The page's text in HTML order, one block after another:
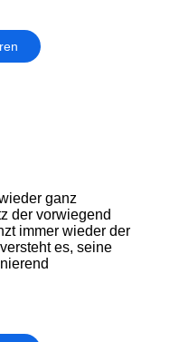
ganz
der vorwiegend
immer wieder der
es, seine